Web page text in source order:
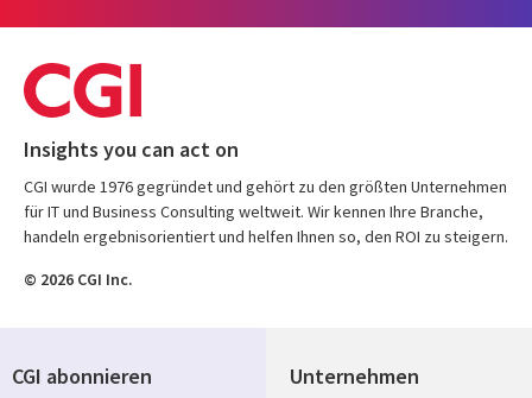
Insights you can act on
CGI wurde 1976 gegründet und gehört zu den größten Unternehmen
für IT und Business Consulting weltweit. Wir kennen Ihre Branche,
handeln ergebnisorientiert und helfen Ihnen so, den ROI zu steigern.
© 2026 CGI Inc.
Unternehmen
CGI abonnieren